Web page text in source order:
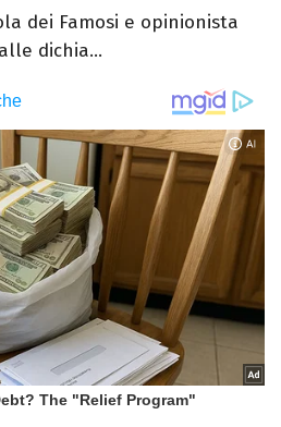
dei Famosi e opinionista
dichia...